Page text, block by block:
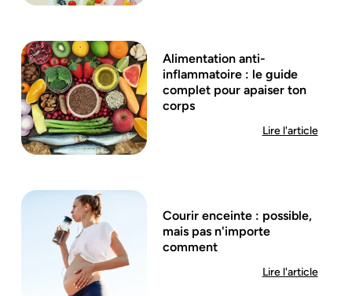
Alimentation anti-
inflammatoire : le guide
complet pour apaiser ton
corps
Lire l'article
Courir enceinte : possible,
mais pas n'importe
comment
Lire l'article